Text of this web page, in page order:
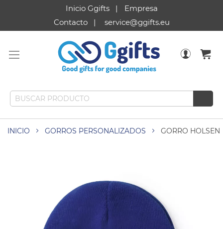
Inicio Ggifts
Empresa
Contacto
service@ggifts.eu
INICIO GORROS PERSONALIZADOS GORRO HOLSEN